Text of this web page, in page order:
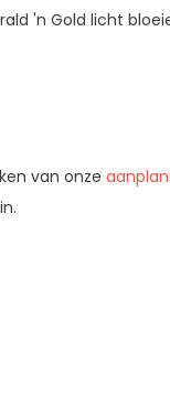
'n Gold licht
van onze